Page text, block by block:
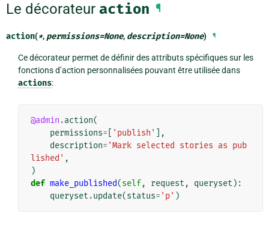
Le décorateur action ¶
action(*, permissions=None, description=None) ¶
Ce décorateur permet de définir des attributs spécifiques sur les
fonctions d’action personnalisées pouvant être utilisée dans
actions:
@admin .action(
permissions= 'publish'
],
description= 'Mark selected stories as pub
lished' ,
)
def make_published(self, request , queryset ):
queryset .update(status= 'p' )